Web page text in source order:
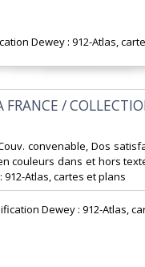
Dewey : 912-Atlas,
/
convenable, Dos
couleurs dans et hors
912-Atlas, cartes et plans‎
Dewey : 912-Atlas,